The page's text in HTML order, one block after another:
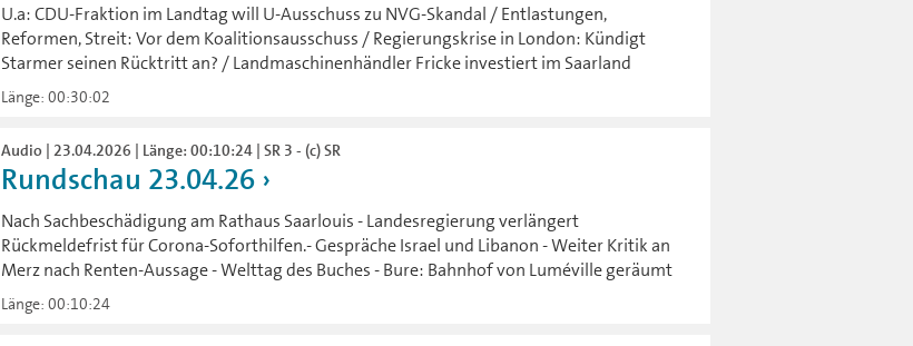
U.a: CDU-Fraktion im Landtag will U-Ausschuss zu NVG-Skandal / Entlastungen,
Reformen, Streit: Vor dem Koalitionsausschuss / Regierungskrise in London: Kündigt
Starmer seinen Rücktritt an? / Landmaschinenhändler Fricke investiert im Saarland
Länge: 00:30:02
Audio | 23.04.2026 | Länge: 00:10:24 | SR 3 - (c) SR
Rundschau 23.04.26
Nach Sachbeschädigung am Rathaus Saarlouis - Landesregierung verlängert
Rückmeldefrist für Corona-Soforthilfen.- Gespräche Israel und Libanon - Weiter Kritik an
Merz nach Renten-Aussage - Welttag des Buches - Bure: Bahnhof von Luméville geräumt
Länge: 00:10:24